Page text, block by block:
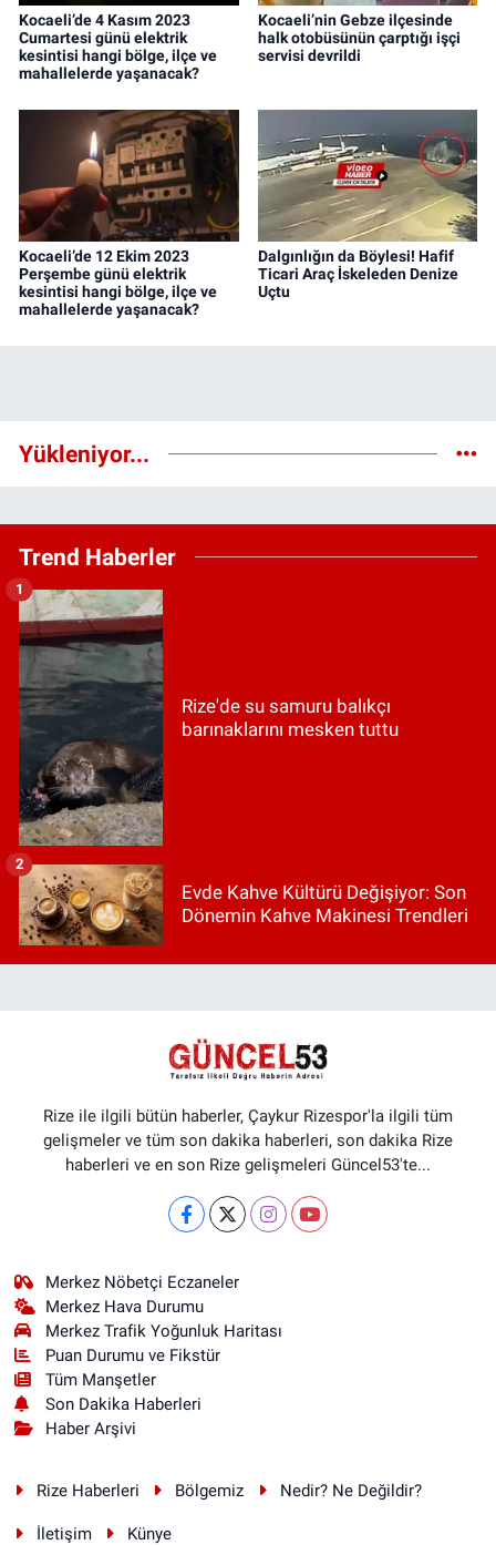
Kocaeli’de 4 Kasım 2023
Cumartesi günü elektrik
kesintisi hangi bölge, ilçe ve
mahallelerde yaşanacak?
Kocaeli’nin Gebze ilçesinde
halk otobüsünün çarptığı işçi
servisi devrildi
Kocaeli’de 12 Ekim 2023
Perşembe günü elektrik
kesintisi hangi bölge, ilçe ve
mahallelerde yaşanacak?
Dalgınlığın da Böylesi! Hafif
Ticari Araç İskeleden Denize
Uçtu
Yükleniyor...
Trend Haberler
Rize'de su samuru balıkçı
barınaklarını mesken tuttu
1
Evde Kahve Kültürü Değişiyor: Son
Dönemin Kahve Makinesi Trendleri
2
Rize ile ilgili bütün haberler, Çaykur Rizespor'la ilgili tüm
gelişmeler ve tüm son dakika haberleri, son dakika Rize
haberleri ve en son Rize gelişmeleri Güncel53'te...
Merkez Nöbetçi Eczaneler
Merkez Hava Durumu
Merkez Trafik Yoğunluk Haritası
Puan Durumu ve Fikstür
Tüm Manşetler
Son Dakika Haberleri
Haber Arşivi
Rize Haberleri Bölgemiz Nedir? Ne Değildir?
İletişim Künye